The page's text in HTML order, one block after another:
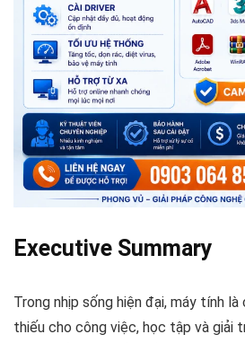
Executive Summary
Trong nhịp sống hiện đại, máy tính
thiếu cho công việc, học tập và giải